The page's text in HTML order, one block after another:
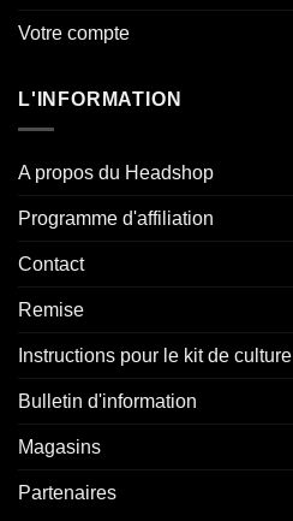
Votre compte
L'INFORMATION
A propos du Headshop
Programme d'affiliation
Contact
Remise
Instructions pour le kit de culture
Bulletin d'information
Magasins
Partenaires